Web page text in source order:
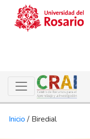
Inicio / Biredial